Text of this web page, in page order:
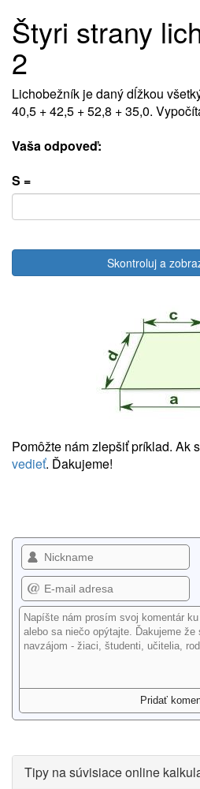
Štyri strany
2
Lichobežník je daný dĺžkou
40,5 + 42,5 + 52,8 + 35,0.
Vaša odpoveď:
S =
Skontroluj a
Pomôžte nám zlepšiť príklad. Ak
vedieť. Ďakujeme!
Tipy na súvisiace online